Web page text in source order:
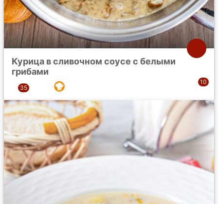
Курица в сливочном соусе с белыми
грибами